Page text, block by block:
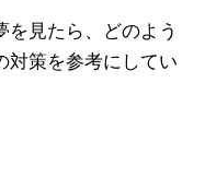
見たら、どのよう
対策を参考にしてい